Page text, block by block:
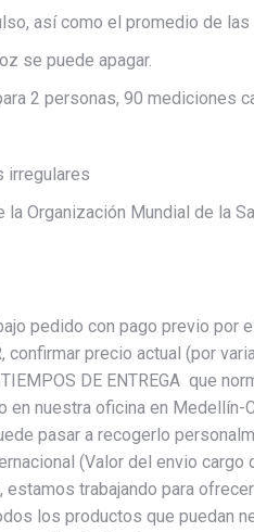
así como el promedio de
se puede apagar.
2 personas, 90 mediciones
irregulares
Organización Mundial de la
pedido con pago previo por
confirmar precio actual (por
TIEMPOS DE ENTREGA que
en nuestra oficina en
pasar a recogerlo
(Valor del envio cargo
estamos trabajando para
los productos que puedan